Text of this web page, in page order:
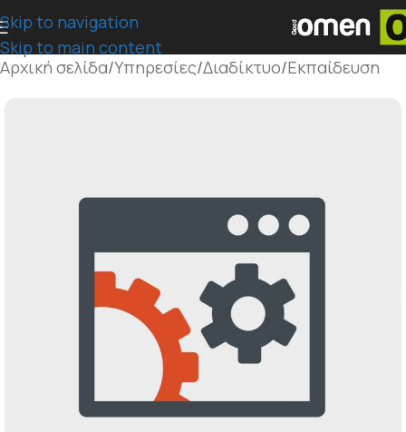
Skip to navigation
Skip to main content
Αρχική σελίδα/Υπηρεσίες/Διαδίκτυο/Εκπαίδευση